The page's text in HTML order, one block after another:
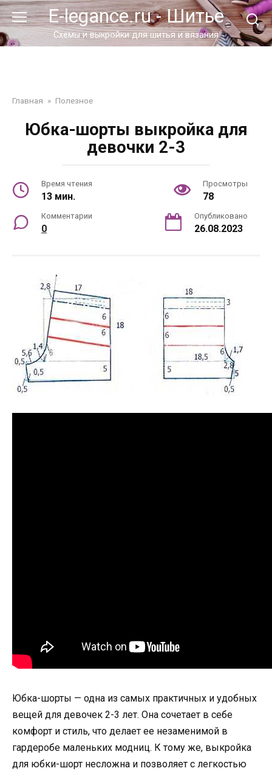
Перейти
к
контенту
E-legance.ru - Шитье
Схемы и выкройки для шитья и вязания
Главная » Полезное
Юбка-шорты выкройка для
девочки 2-3
Время чтения
13 мин.
Просмотры
78
Комментарии
0
Опубликовано
26.08.2023
Юбка-шорты — одна из самых практичных и удобных
вещей для девочек 2-3 лет. Она сочетает в себе
комфорт и стиль, что делает ее незаменимой в
гардеробе маленьких модниц. К тому же, выкройка
для юбки-шорт несложна и позволяет с легкостью